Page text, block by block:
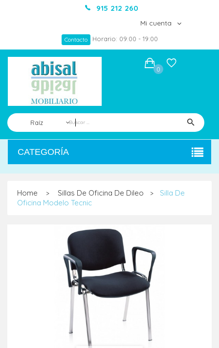
915 212 260
Mi cuenta
Contacto Horario: 09:00 - 19:00
Raíz
0
CATEGORÍA
Home > Sillas De Oficina De Dileo >
Silla De
Oficina Modelo Tecnic